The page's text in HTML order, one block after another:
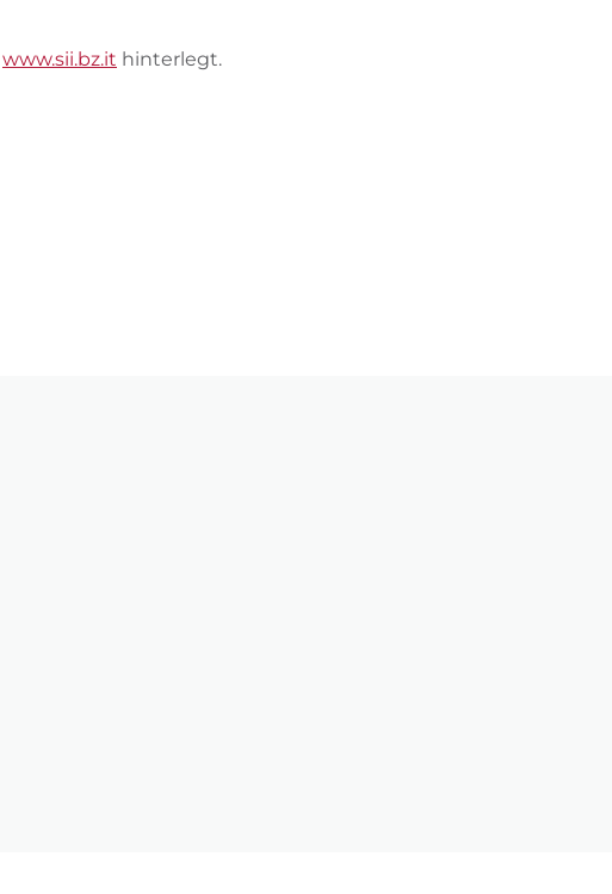
www.sii.bz.it hinterlegt.